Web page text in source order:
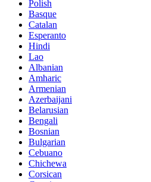
Polish
Basque
Catalan
Esperanto
Hindi
Lao
Albanian
Amharic
Armenian
Azerbaijani
Belarusian
Bengali
Bosnian
Bulgarian
Cebuano
Chichewa
Corsican